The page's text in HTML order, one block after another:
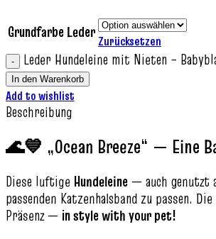
Grundfarbe Leder Zurücksetzen
Leder Hundeleine mit Nieten –
In den Warenkorb
Add to wishlist
Beschreibung
🌊💙 „Ocean Breeze“ — Eine
Diese luftige Hundeleine — auch genutzt
passenden Katzenhalsband zu passen.
Präsenz — in style with your pet!